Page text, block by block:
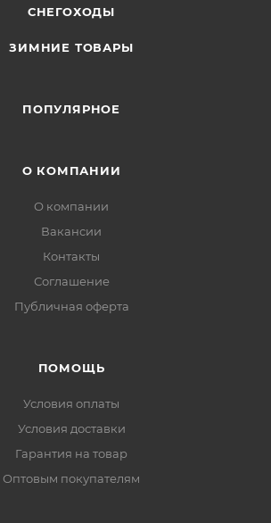
СНЕГОХОДЫ
ЗИМНИЕ ТОВАРЫ
ПОПУЛЯРНОЕ
О КОМПАНИИ
О компании
Вакансии
Контакты
Соглашение
Публичная оферта
ПОМОЩЬ
Условия оплаты
Условия доставки
Гарантия на товар
Оптовым покупателям